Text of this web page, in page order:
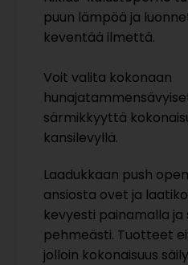
puun lämpöä ja
keventää ilmettä.
Voit valita kokonaan
särmikkyyttä
kansilevyllä.
Laadukkaan push
ansiosta ovet ja
kevyesti painamalla
pehmeästi. Tuotteet
jolloin kokonaisuus